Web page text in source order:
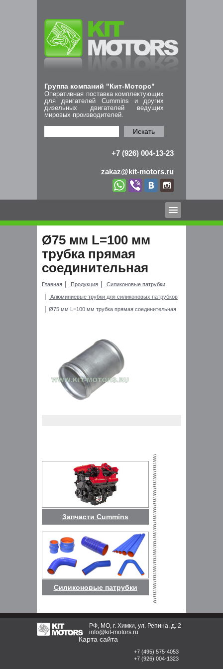
Группа компаний "Кит-Моторс"
Оперативная поставка комплектующих
для двигателей Cummins и других
дизельных двигателей ведущих
мировых производителей.
Искать
+7 (926) 004-13-23
zakaz@kit-motors.ru
Ø75 мм L=100 мм
трубка прямая
соединительная
Главная Продукция Силиконовые патрубки
Алюминиевые трубки для силиконовых патрубков
Ø75 мм L=100 мм трубка прямая соединительная
Запчасти Cummins
Силиконовые патрубки
РФ, МО, г. Химки, ул. Репина, д. 2
info@kit-motors.ru
Карта сайта
+7 (495) 575-4053
+7 (926) 004-1323